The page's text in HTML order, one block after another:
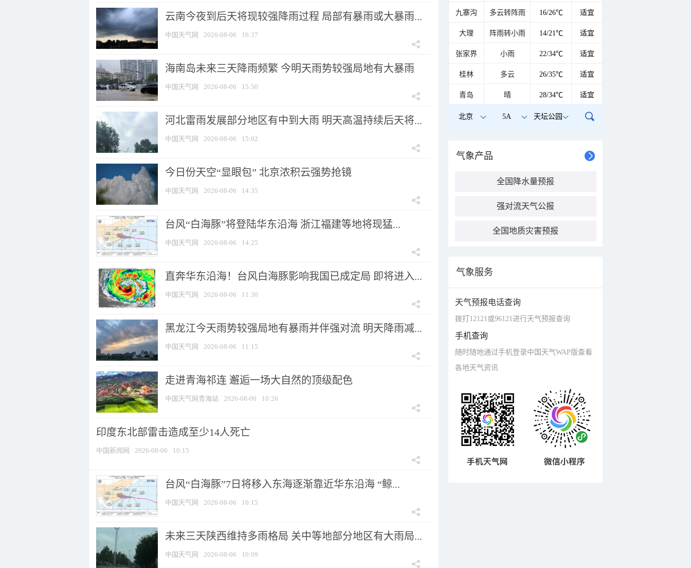
云南今夜到后天将现较强降雨过程 局部有暴雨或大暴雨...
中国天气网 2026-08-06 16:37
海南岛未来三天降雨频繁 今明天雨势较强局地有大暴雨
中国天气网 2026-08-06 15:50
河北雷雨发展部分地区有中到大雨 明天高温持续后天将...
中国天气网 2026-08-06 15:02
今日份天空“显眼包” 北京浓积云强势抢镜
中国天气网 2026-08-06 14:35
台风“白海豚”将登陆华东沿海 浙江福建等地将现猛...
中国天气网 2026-08-06 14:25
直奔华东沿海！台风白海豚影响我国已成定局 即将进入...
中国天气网 2026-08-06 11:30
黑龙江今天雨势较强局地有暴雨并伴强对流 明天降雨减...
中国天气网 2026-08-06 11:15
走进青海祁连 邂逅一场大自然的顶级配色
中国天气网青海站 2026-08-06 10:26
印度东北部雷击造成至少14人死亡
中国新闻网 2026-08-06 10:15
台风“白海豚”7日将移入东海逐渐靠近华东沿海 “鲸...
中国天气网 2026-08-06 10:15
未来三天陕西维持多雨格局 关中等地部分地区有大雨局...
中国天气网 2026-08-06 10:09
九寨沟 多云转阵雨 16/26℃ 适宜
大理 阵雨转小雨 14/21℃ 适宜
张家界 小雨 22/34℃ 适宜
桂林 多云 26/35℃ 适宜
青岛 晴 28/34℃ 适宜
北京 5A 天坛公园
气象产品
全国降水量预报
强对流天气公报
全国地质灾害预报
气象服务
天气预报电话查询
拨打12121或96121进行天气预报查询
手机查询
随时随地通过手机登录中国天气WAP版查看
各地天气资讯